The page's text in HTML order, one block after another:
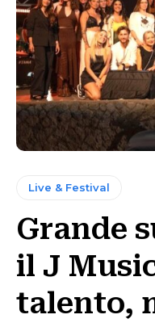
Live & Festival
Grande
il J
talento,